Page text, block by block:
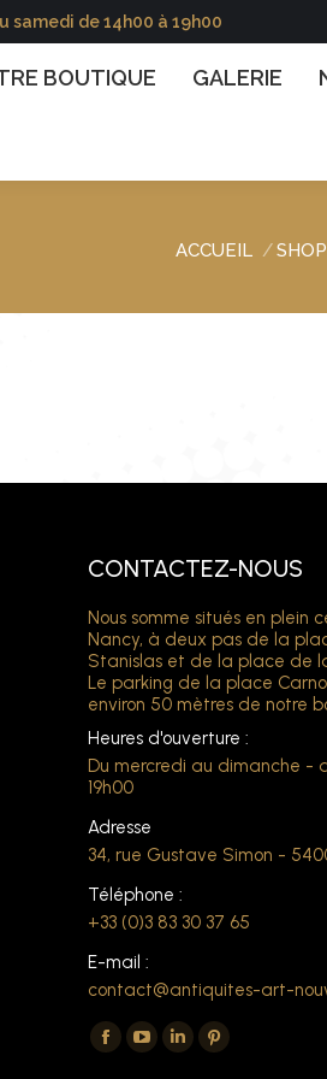
samedi de 14h00 à 19h00
BOUTIQUE GALERIE
Vous êtes ici :
ACCUEIL SHOP
CONTACTEZ-NOUS
Nous somme situés en plein
Nancy, à deux pas de la
Stanislas et de la place de
Le parking de la place
environ 50 mètres de notre
Heures d'ouverture :
Du mercredi au dimanche -
19h00
Adresse
34, rue Gustave Simon -
Téléphone :
+33 (0)3 83 30 37 65
E-mail :
contact@antiquites-art-
Trouvez nous sur :
La
La
La
La
GALERIE NOS